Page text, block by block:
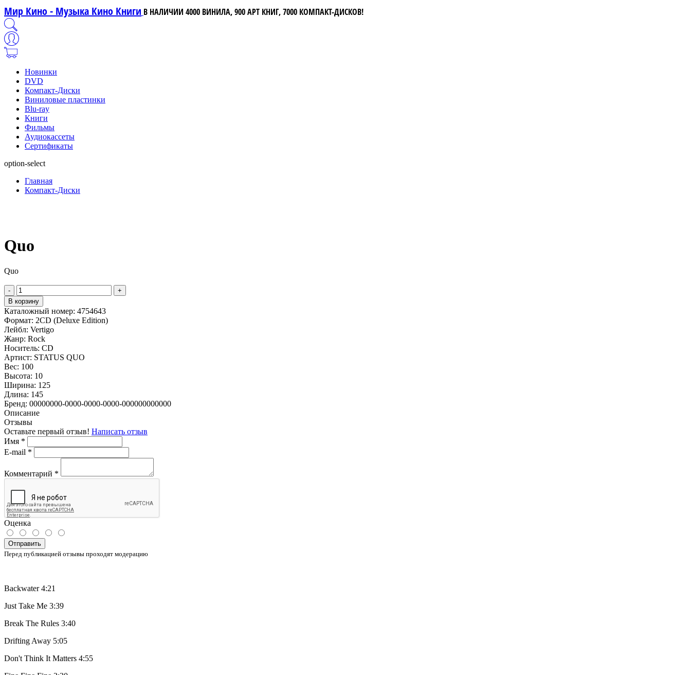
Мир Кино - Музыка Кино Книги В НАЛИЧИИ 4000 ВИНИЛА, 900 АРТ КНИГ, 7000 КОМПАКТ-ДИСКОВ!
Новинки
DVD
Компакт-Диски
Виниловые пластинки
Blu-ray
Книги
Фильмы
Аудиокассеты
Сертификаты
option-select
Главная
Компакт-Диски
Quo
Quo
-
+
В корзину
Каталожный номер: 4754643
Формат: 2CD (Deluxe Edition)
Лейбл: Vertigo
Жанр: Rock
Носитель: CD
Артист: STATUS QUO
Вес: 100
Высота: 10
Ширина: 125
Длина: 145
Бренд: 00000000-0000-0000-0000-000000000000
Описание
Отзывы
Оставьте первый отзыв! Написать отзыв
Имя *
E-mail *
Комментарий *
Оценка
Отправить
Перед публикацией отзывы проходят модерацию
Backwater 4:21
Just Take Me 3:39
Break The Rules 3:40
Drifting Away 5:05
Don't Think It Matters 4:55